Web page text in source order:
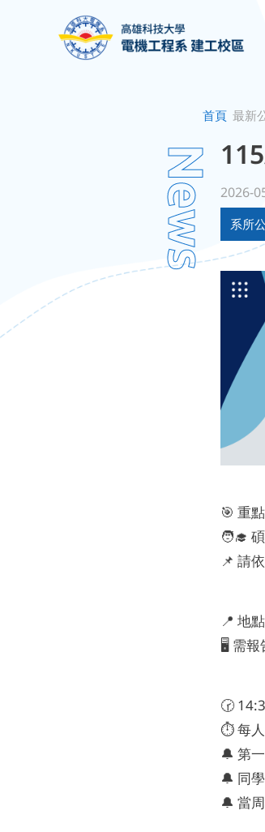
首頁 最新
News 2026-
系所
🎯 重
🧑‍🎓
📌 請
📍 地
🖥️ 需報
🕝
⏱️ 每
🔔 第
🔔 同
🔔 當